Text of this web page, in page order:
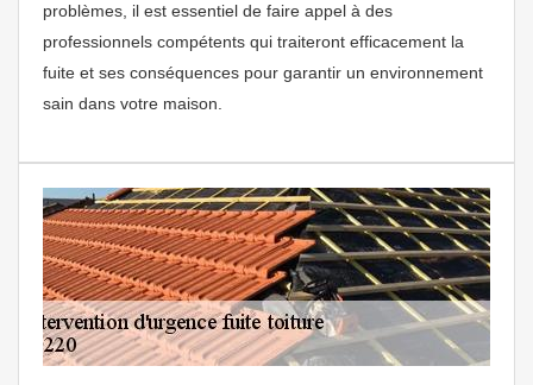
problèmes, il est essentiel de faire appel à des
professionnels compétents qui traiteront efficacement la
fuite et ses conséquences pour garantir un environnement
sain dans votre maison.